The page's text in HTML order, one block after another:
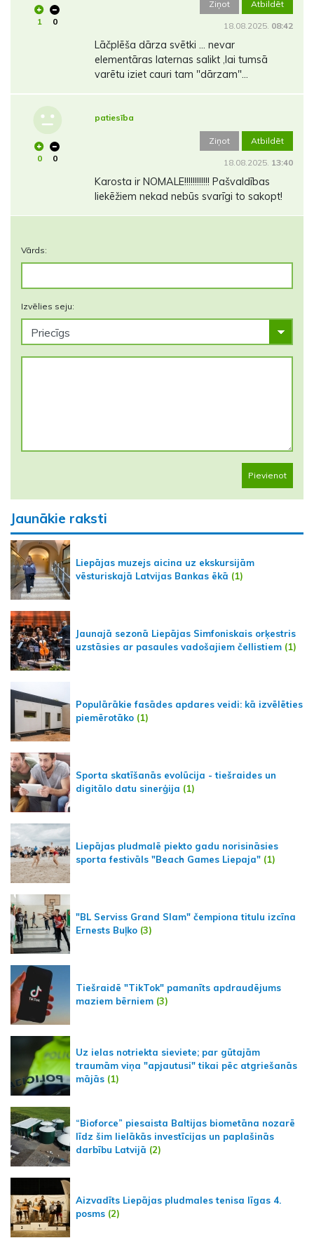
1 0
Ziņot Atbildēt
18.08.2025. 08:42
Lāčplēša dārza svētki ... nevar
elementāras laternas salikt ,lai tumsā
varētu iziet cauri tam "dārzam"...
0 0
patiesība
Ziņot Atbildēt
18.08.2025. 13:40
Karosta ir NOMALE!!!!!!!!!!!! Pašvaldības
liekēžiem nekad nebūs svarīgi to sakopt!
Vārds:
Izvēlies seju:
Pievienot
Jaunākie raksti
Liepājas muzejs aicina uz ekskursijām
vēsturiskajā Latvijas Bankas ēkā (1)
Jaunajā sezonā Liepājas Simfoniskais orķestris
uzstāsies ar pasaules vadošajiem čellistiem (1)
Populārākie fasādes apdares veidi: kā izvēlēties
piemērotāko (1)
Sporta skatīšanās evolūcija - tiešraides un
digitālo datu sinerģija (1)
Liepājas pludmalē piekto gadu norisināsies
sporta festivāls "Beach Games Liepaja" (1)
"BL Serviss Grand Slam" čempiona titulu izcīna
Ernests Buļko (3)
Tiešraidē "TikTok" pamanīts apdraudējums
maziem bērniem (3)
Uz ielas notriekta sieviete; par gūtajām
traumām viņa "apjautusi" tikai pēc atgriešanās
mājās (1)
“Bioforce” piesaista Baltijas biometāna nozarē
līdz šim lielākās investīcijas un paplašinās
darbību Latvijā (2)
Aizvadīts Liepājas pludmales tenisa līgas 4.
posms (2)